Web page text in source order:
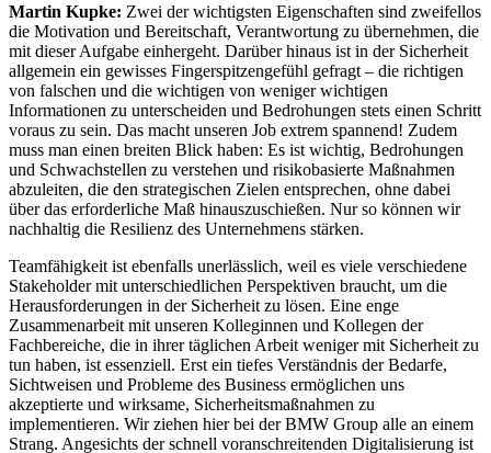
Martin Kupke: Zwei der wichtigsten Eigenschaften sind zweifellos
die Motivation und Bereitschaft, Verantwortung zu übernehmen, die
mit dieser Aufgabe einhergeht. Darüber hinaus ist in der Sicherheit
allgemein ein gewisses Fingerspitzengefühl gefragt – die richtigen
von falschen und die wichtigen von weniger wichtigen
Informationen zu unterscheiden und Bedrohungen stets einen Schritt
voraus zu sein. Das macht unseren Job extrem spannend! Zudem
muss man einen breiten Blick haben: Es ist wichtig, Bedrohungen
und Schwachstellen zu verstehen und risikobasierte Maßnahmen
abzuleiten, die den strategischen Zielen entsprechen, ohne dabei
über das erforderliche Maß hinauszuschießen. Nur so können wir
nachhaltig die Resilienz des Unternehmens stärken.
Teamfähigkeit ist ebenfalls unerlässlich, weil es viele verschiedene
Stakeholder mit unterschiedlichen Perspektiven braucht, um die
Herausforderungen in der Sicherheit zu lösen. Eine enge
Zusammenarbeit mit unseren Kolleginnen und Kollegen der
Fachbereiche, die in ihrer täglichen Arbeit weniger mit Sicherheit zu
tun haben, ist essenziell. Erst ein tiefes Verständnis der Bedarfe,
Sichtweisen und Probleme des Business ermöglichen uns
akzeptierte und wirksame, Sicherheitsmaßnahmen zu
implementieren. Wir ziehen hier bei der BMW Group alle an einem
Strang. Angesichts der schnell voranschreitenden Digitalisierung ist